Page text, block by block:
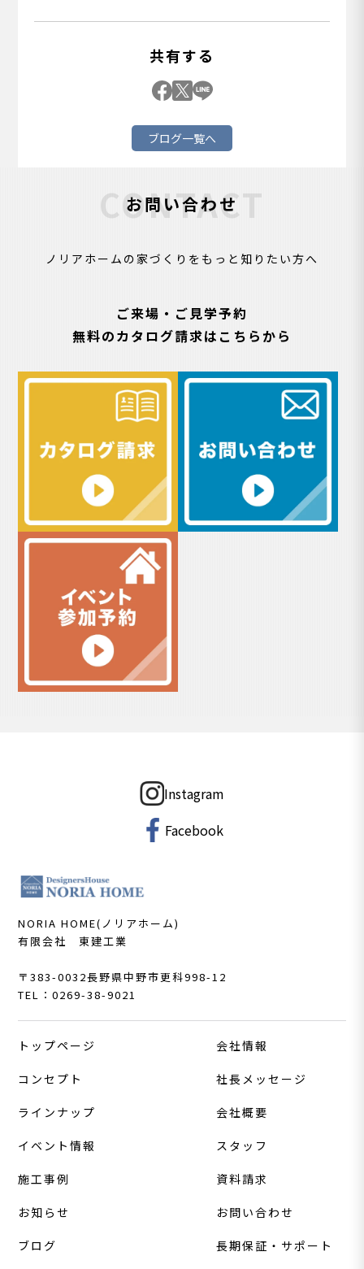
共有する
ブログ一覧へ
お問い合わせ
CONTACT
ノリアホームの家づくりをもっと知りたい方へ
ご来場・ご見学予約
無料のカタログ請求はこちらから
Instagram
Facebook
NORIA HOME(ノリアホーム)
有限会社 東建工業
〒383-0032長野県中野市更科998-12
TEL：0269-38-9021
トップページ
コンセプト
ラインナップ
イベント情報
施工事例
お知らせ
ブログ
会社情報
社長メッセージ
会社概要
スタッフ
資料請求
お問い合わせ
長期保証・サポート